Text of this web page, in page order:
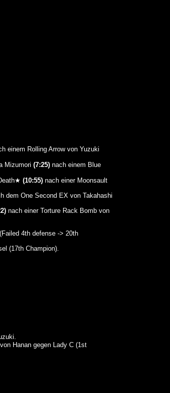
einem Rolling Arrow von Yuzuki
Mizumori (7:25)nach einem Blue
(10:55)nach einer Moonsault
dem One Second EX von Takahashi
nach einer Torture Rack Bomb von
4th defense -> 20th
(17th Champion).
Hanan gegen Lady C (1st